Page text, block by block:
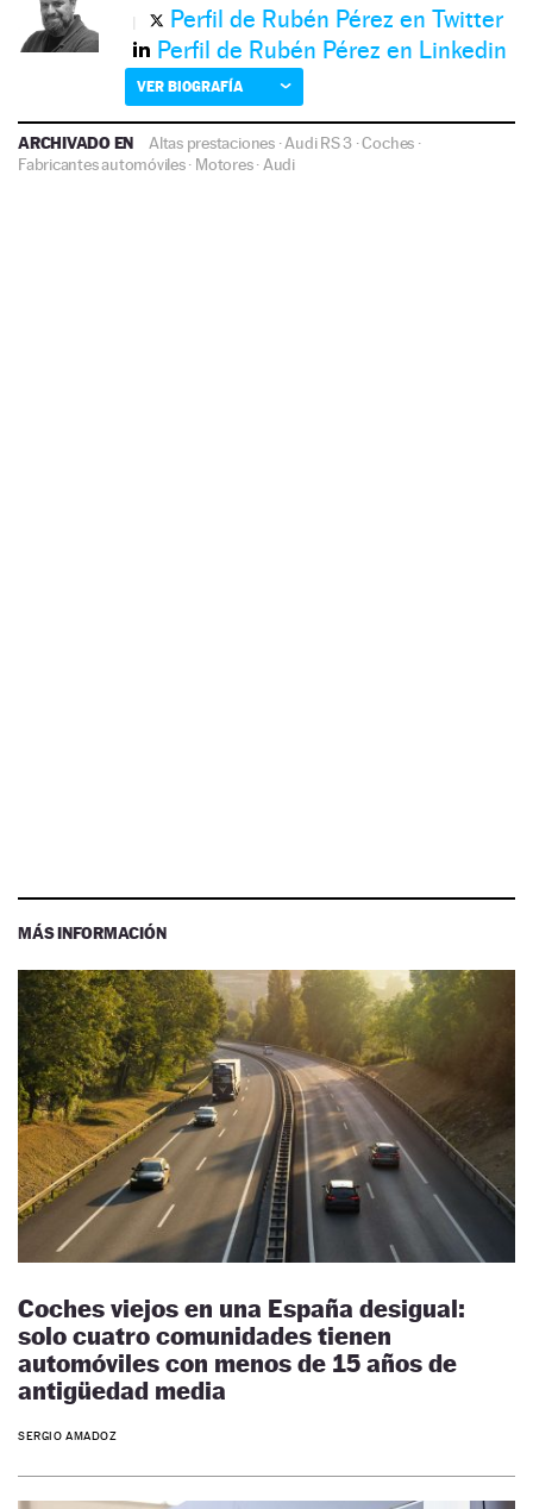
Perfil de Rubén Pérez en Twitter
Perfil de Rubén Pérez en Linkedin
VER BIOGRAFÍA
ARCHIVADO EN Altas prestaciones·Audi RS 3 ·Coches ·
Fabricantes automóviles· Motores· Audi
MÁS INFORMACIÓN
Coches viejos en una España desigual:
solo cuatro comunidades tienen
automóviles con menos de 15 años de
antigüedad media
SERGIO AMADOZ